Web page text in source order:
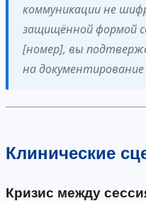
коммуникации не
защищённой формой
[номер], вы
на документирование
Клинические
Кризис между